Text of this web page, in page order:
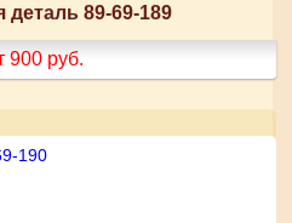
деталь 89-69-189
900 руб.